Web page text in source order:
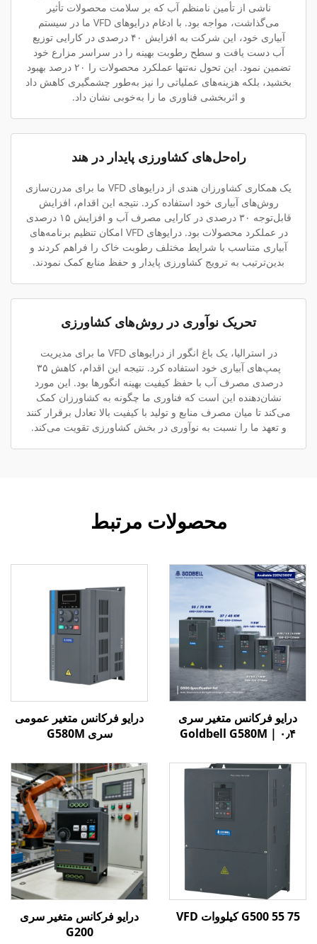
ناشی از تأمین نامنظم آب که بر سلامت محصولات تأثیر
می‌گذاشت، مواجه بود. با ادغام درایوهای VFD ما در سیستم
آبیاری خود، این شرکت به افزایش ۴۰ درصدی در کارایی توزیع
آب دست یافت و سطح رطوبت بهینه را در سراسر مزارع خود
تضمین نمود. این تحول نه‌تنها عملکرد محصولات را ۲۰ درصد بهبود
بخشید، بلکه هزینه‌های عملیاتی را نیز به‌طور چشمگیری کاهش داد
و اثربخشی فناوری ما را به‌خوبی نشان داد.
راه‌حل‌های کشاورزی پایدار در هند
یک همکاری کشاورزان هندی از درایوهای VFD ما برای مدرن‌سازی
روش‌های آبیاری خود استفاده کرد. نتیجه این اقدام، افزایش
قابل‌توجه ۳۰ درصدی در کارایی مصرف آب و افزایش ۱۵ درصدی
در عملکرد محصولات بود. درایوهای VFD امکان تنظیم برنامه‌های
آبیاری متناسب با شرایط مختلف رطوبت خاک را فراهم کردند و
بدین‌ترتیب به ترویج کشاورزی پایدار و حفظ منابع کمک نمودند.
تحریک نوآوری در روش‌های کشاورزی
در استرالیا، یک باغ انگور از درایوهای VFD ما برای مدیریت
پمپ‌های آبیاری خود استفاده کرد. نتیجه این اقدام، کاهش ۳۵
درصدی مصرف آب با حفظ کیفیت بهینه انگورها بود. این مورد
نشان‌دهنده این است که فناوری ما چگونه به کشاورزان کمک
می‌کند تا میان مصرف منابع و تولید با کیفیت بالا تعادل برقرار کنند
و تعهد ما را نسبت به نوآوری در بخش کشاورزی تقویت می‌کند.
محصولات مرتبط
درایو فرکانس متغیر سری
Goldbell G580M | ۰٫۴
کنترل V/F و برداری | درایو
فرکانس متغیر با گواهینامه
درایو فرکانس متغیر عمومی
سری G580M
G500 55 75 کیلووات VFD
درایو فرکانس متغیر سری
G200